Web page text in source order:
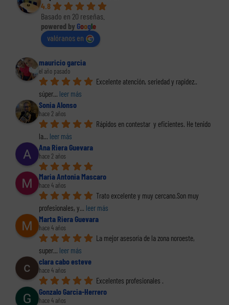
4.8
Basado en 20 reseñas.
powered by Google
valóranos en
mauricio garcia
el año pasado
Excelente atención, seriedad y rapidez..
súper... leer más
Sonia Alonso
hace 2 años
Rápidos en contestar  y eficientes. He tenido
la... leer más
Ana Riera Guevara
hace 2 años
Maria Antonia Mascaro
hace 4 años
Trato excelente y muy cercano.Son muy
profesionales, y... leer más
Marta Riera Guevara
hace 4 años
La mejor asesoría de la zona noroeste,
super... leer más
clara cabo esteve
hace 4 años
Excelentes profesionales .
Gonzalo Garcia-Herrero
hace 4 años